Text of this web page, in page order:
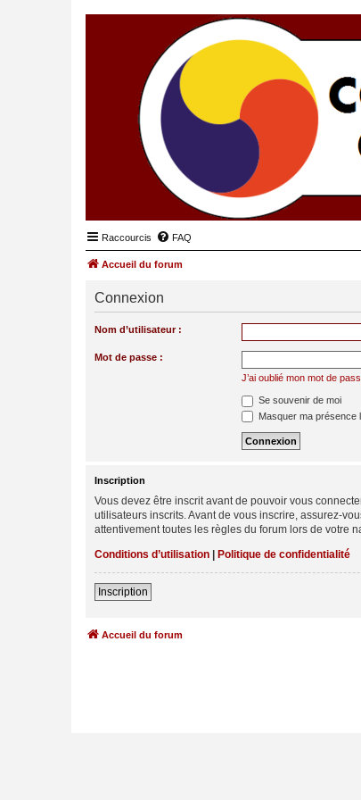
Raccourcis FAQ
Accueil du forum
Connexion
Nom d’utilisateur :
Mot de passe :
J’ai oublié mon mot de
Se souvenir de moi
Masquer ma présence
Inscription
Vous devez être inscrit avant de pouvoir vous
utilisateurs inscrits. Avant de vous inscrire, assurez-
attentivement toutes les règles du forum lors de votre
Conditions d’utilisation | Politique de confidentialité
Inscription
Accueil du forum